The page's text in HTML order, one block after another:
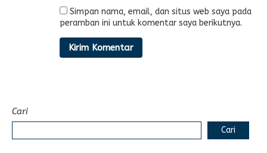
Simpan nama, email, dan situs web saya pada
peramban ini untuk komentar saya berikutnya.
Cari
Cari